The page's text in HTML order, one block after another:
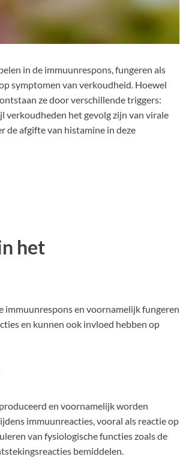
in de immuunrespons, fungeren als
symptomen van verkoudheid. Hoewel
ze door verschillende triggers:
verkoudheden het gevolg zijn van virale
de afgifte van histamine in deze
het
immuunrespons en voornamelijk fungeren
en kunnen ook invloed hebben op
en voornamelijk worden
immuunreacties, vooral als reactie op
van fysiologische functies zoals de
bemiddelen.